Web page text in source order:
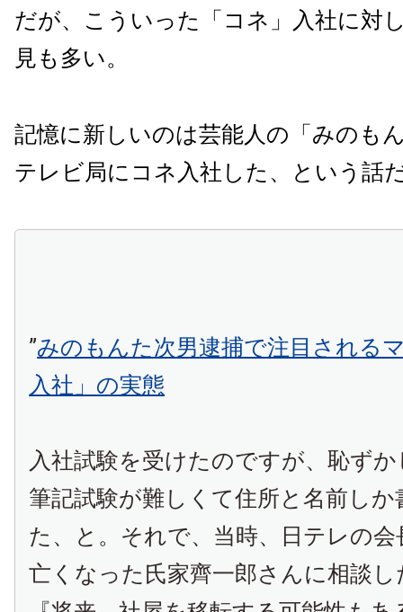
だが、こういった「コネ」入社に対
見も多い。
記憶に新しいのは芸能人の「みのも
テレビ局にコネ入社した、という話
”みのもんた次男逮捕で注目される
入社」の実態
入社試験を受けたのですが、恥ず
筆記試験が難しくて住所と名前し
た、と。それで、当時、日テレの会
亡くなった氏家齊一郎さんに相談